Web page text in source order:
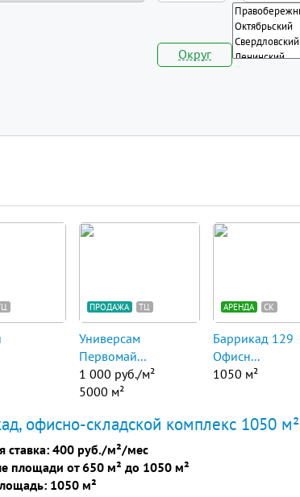
Округ
ПРОДАЖА ТЦ
Универсам
Первомай...
1 000 руб./м²
5000 м²
АРЕНДА СК
Баррикад 129
Офисн...
1050 м²
офисно-складской комплекс 1050 м²
ставка: 400 руб./м²/мес
площади от 650 м² до 1050 м²
1050 м²